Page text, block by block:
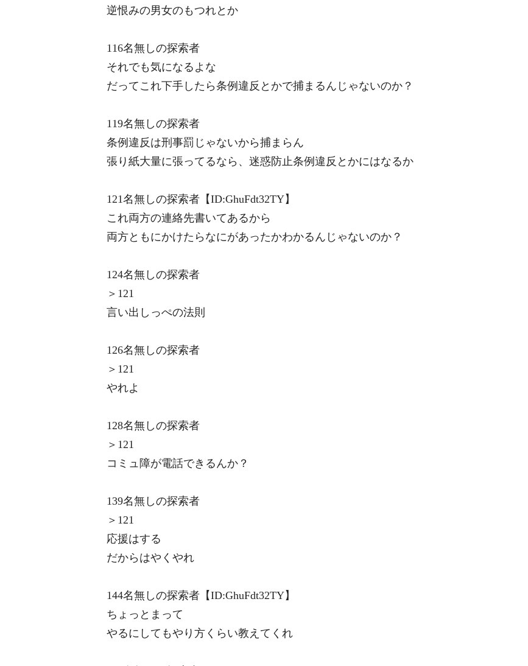
逆恨みの男女のもつれとか
116名無しの探索者
それでも気になるよな
だってこれ下手したら条例違反とかで捕まるんじゃないのか？
119名無しの探索者
条例違反は刑事罰じゃないから捕まらん
張り紙大量に張ってるなら、迷惑防止条例違反とかにはなるか
121名無しの探索者【ID:GhuFdt32TY】
これ両方の連絡先書いてあるから
両方ともにかけたらなにがあったかわかるんじゃないのか？
124名無しの探索者
＞121
言い出しっぺの法則
126名無しの探索者
＞121
やれよ
128名無しの探索者
＞121
コミュ障が電話できるんか？
139名無しの探索者
＞121
応援はする
だからはやくやれ
144名無しの探索者【ID:GhuFdt32TY】
ちょっとまって
やるにしてもやり方くらい教えてくれ